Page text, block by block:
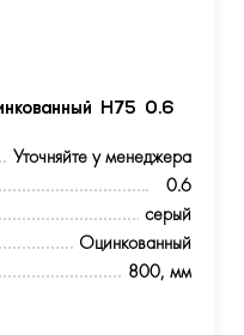
Н75 0.6
Уточняйте у менеджера
0.6
серый
Оцинкованный
800, мм